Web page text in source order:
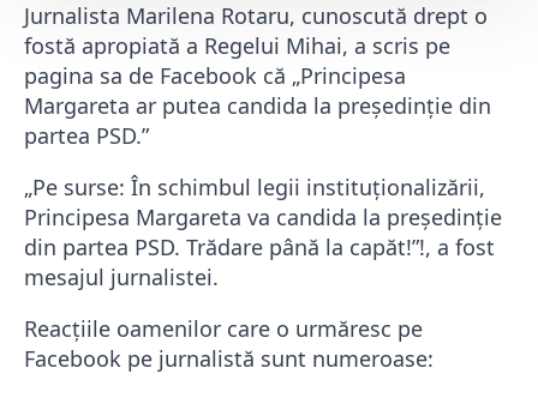
Jurnalista Marilena Rotaru, cunoscută drept o
fostă apropiată a Regelui Mihai, a scris pe
pagina sa de Facebook că „Principesa
Margareta ar putea candida la preşedinţie din
partea PSD.”
„Pe surse: În schimbul legii instituționalizării,
Principesa Margareta va candida la președinție
din partea PSD. Trădare până la capăt!”!, a fost
mesajul jurnalistei.
Reacţiile oamenilor care o urmăresc pe
Facebook pe jurnalistă sunt numeroase: